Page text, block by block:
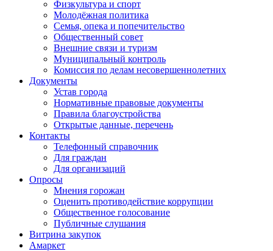
Физкультура и спорт
Молодёжная политика
Семья, опека и попечительство
Общественный совет
Внешние связи и туризм
Муниципальный контроль
Комиссия по делам несовершеннолетних
Документы
Устав города
Нормативные правовые документы
Правила благоустройства
Открытые данные, перечень
Контакты
Телефонный справочник
Для граждан
Для организаций
Опросы
Мнения горожан
Оценить противодействие коррупции
Общественное голосование
Публичные слушания
Витрина закупок
Амаркет